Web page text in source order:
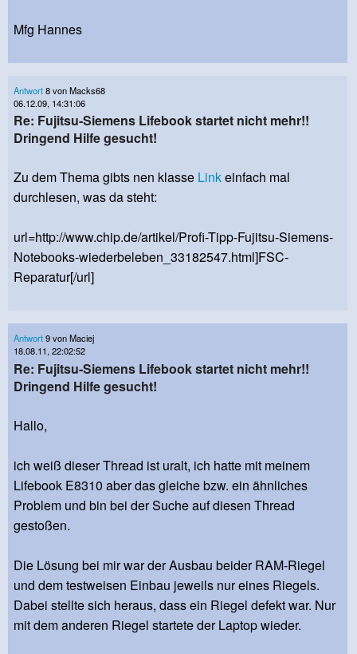
Mfg Hannes
Antwort8 von Macks68
06.12.09, 14:31:06
Re: Fujitsu-Siemens Lifebook startet nicht mehr!!
Dringend Hilfe gesucht!
Zu dem Thema gibts nen klasse Linkeinfach mal
durchlesen, was da steht:
url=http://www.chip.de/artikel/Profi-Tipp-Fujitsu-Siemens-
Notebooks-wiederbeleben_33182547.html]FSC-
Reparatur[/url]
Antwort9 von Maciej
18.08.11, 22:02:52
Re: Fujitsu-Siemens Lifebook startet nicht mehr!!
Dringend Hilfe gesucht!
Hallo,
ich weiß dieser Thread ist uralt, ich hatte mit meinem
Lifebook E8310 aber das gleiche bzw. ein ähnliches
Problem und bin bei der Suche auf diesen Thread
gestoßen.
Die Lösung bei mir war der Ausbau beider RAM-Riegel
und dem testweisen Einbau jeweils nur eines Riegels.
Dabei stellte sich heraus, dass ein Riegel defekt war. Nur
mit dem anderen Riegel startete der Laptop wieder.